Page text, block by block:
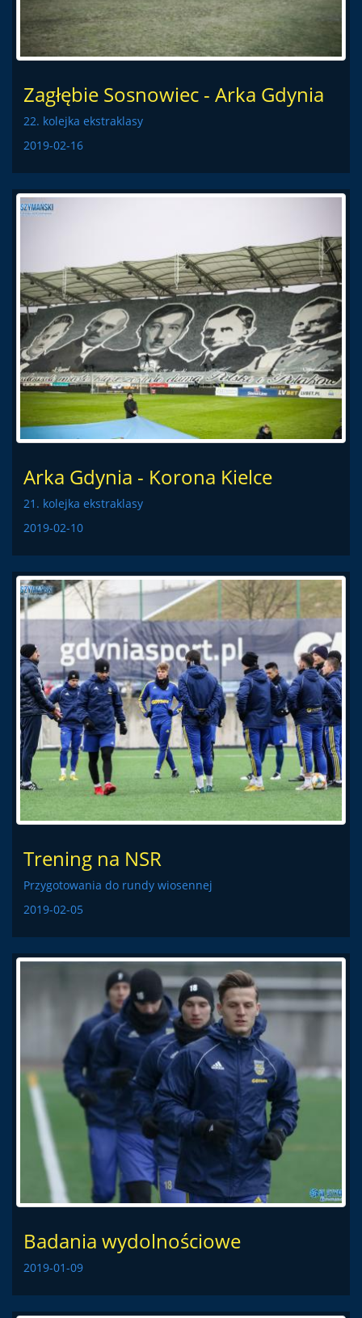
Zagłębie Sosnowiec - Arka Gdynia
22. kolejka ekstraklasy
2019-02-16
Arka Gdynia - Korona Kielce
21. kolejka ekstraklasy
2019-02-10
Trening na NSR
Przygotowania do rundy wiosennej
2019-02-05
Badania wydolnościowe
2019-01-09